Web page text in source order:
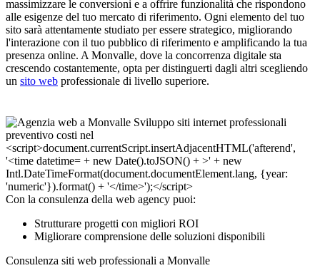
massimizzare le conversioni e a offrire funzionalità che rispondono
alle esigenze del tuo mercato di riferimento. Ogni elemento del tuo
sito sarà attentamente studiato per essere strategico, migliorando
l'interazione con il tuo pubblico di riferimento e amplificando la tua
presenza online. A Monvalle, dove la concorrenza digitale sta
crescendo costantemente, opta per distinguerti dagli altri scegliendo
un sito web professionale di livello superiore.
Con la consulenza della web agency puoi:
Strutturare progetti con migliori ROI
Migliorare comprensione delle soluzioni disponibili
Consulenza siti web professionali a Monvalle